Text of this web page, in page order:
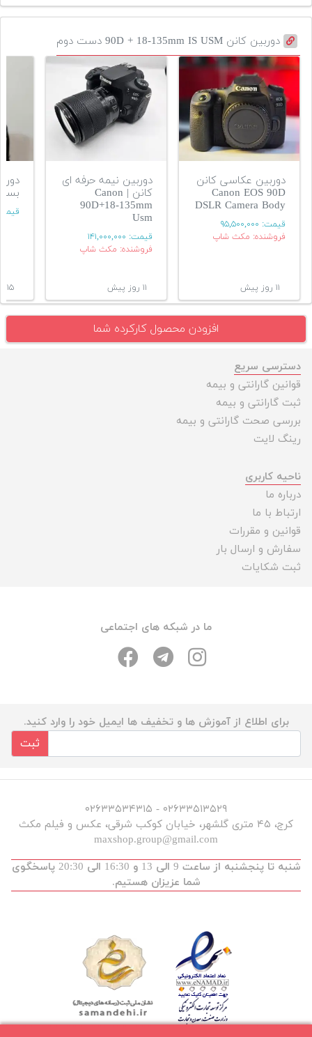
دوربین کانن 90D + 18-135mm IS USM دست دوم
دوربین عکاسی کانن
Canon EOS 90D
DSLR Camera Body
قیمت: ۹۵,۵۰۰,۰۰۰
فروشنده: مکث شاپ
۱۱ روز پیش
دوربین نیمه حرفه ای
کانن | Canon
90D+18-135mm
Usm
قیمت: ۱۴۱,۰۰۰,۰۰۰
فروشنده: مکث شاپ
۱۱ روز پیش ۱۵ روز پیش
افزودن محصول کارکرده شما
دسترسی سریع
قوانین گارانتی و بیمه
ثبت گارانتی و بیمه
بررسی صحت گارانتی و بیمه
رینگ لایت
ناحیه کاربری
درباره ما
ارتباط با ما
قوانین و مقررات
سفارش و ارسال بار
ثبت شکایات
ما در شبکه های اجتماعی
برای اطلاع از آموزش ها و تخفیف ها ایمیل خود را وارد کنید.
ثبت
۰۲۶۳۳۵۱۳۵۲۹ - ۰۲۶۳۳۵۳۴۳۱۵
کرج، ۴۵ متری گلشهر، خیابان کوکب شرقی، عکس و فیلم مکث
maxshop.group@gmail.com
شنبه تا پنجشنبه از ساعت 9 الی 13 و 16:30 الی 20:30 پاسخگوی
شما عزیزان هستیم.